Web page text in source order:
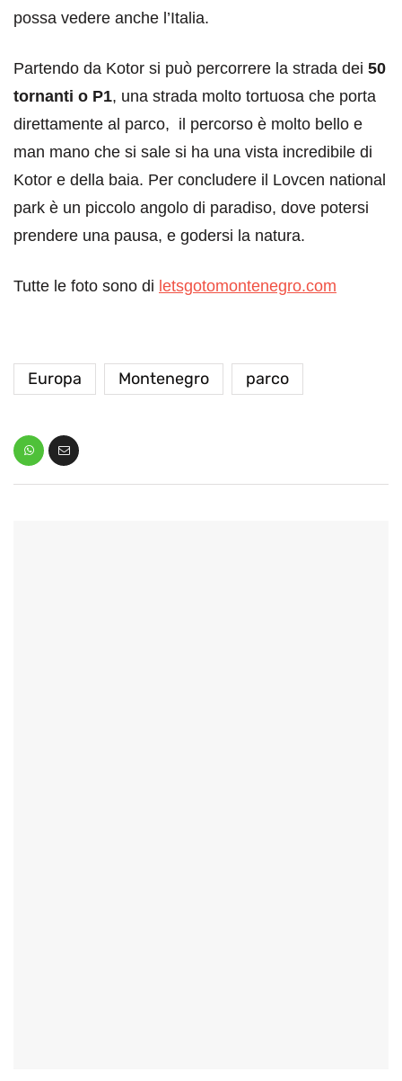
possa vedere anche l’Italia.
Partendo da Kotor si può percorrere la strada dei 50
tornanti o P1, una strada molto tortuosa che porta
direttamente al parco, il percorso è molto bello e
man mano che si sale si ha una vista incredibile di
Kotor e della baia. Per concludere il Lovcen national
park è un piccolo angolo di paradiso, dove potersi
prendere una pausa, e godersi la natura.
Tutte le foto sono di letsgotomontenegro.com
Europa Montenegro parco